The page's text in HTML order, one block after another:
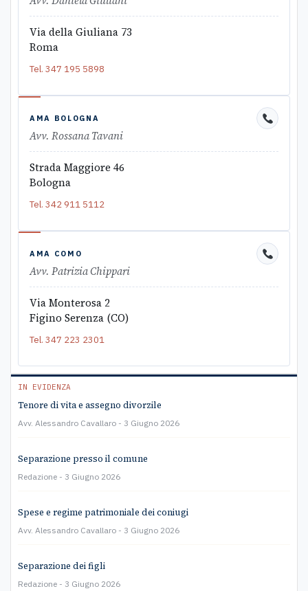
Via della Giuliana 73
Roma
Tel. 347 195 5898
AMA BOLOGNA
Avv. Rossana Tavani
Strada Maggiore 46
Bologna
Tel. 342 911 5112
AMA COMO
Avv. Patrizia Chippari
Via Monterosa 2
Figino Serenza (CO)
Tel. 347 223 2301
IN EVIDENZA
Tenore di vita e assegno divorzile
Avv. Alessandro Cavallaro 3 Giugno 2026
Separazione presso il comune
Redazione 3 Giugno 2026
Spese e regime patrimoniale dei coniugi
Avv. Alessandro Cavallaro 3 Giugno 2026
Separazione dei figli
Redazione 3 Giugno 2026